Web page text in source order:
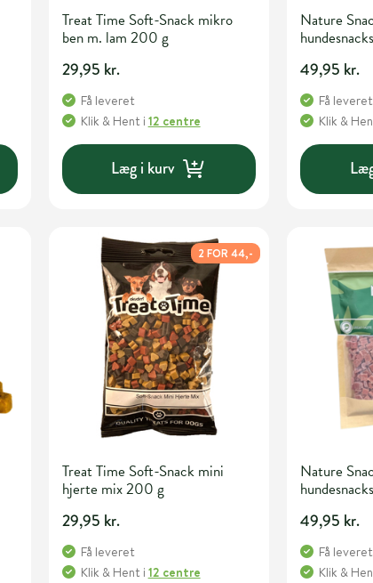
Treat Time Soft-Snack mikro
ben m. lam 200 g
29,95 kr.
Få leveret
Klik & Hent i 12 centre
Læg i kurv
Nature
49,95 kr.
Få leveret
Klik &
2 FOR 44,-
Treat Time Soft-Snack mini
hjerte mix 200 g
29,95 kr.
Få leveret
Klik & Hent i 12 centre
Nature
49,95 kr.
Få leveret
Klik &